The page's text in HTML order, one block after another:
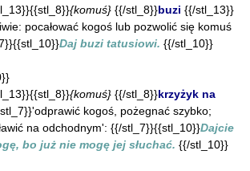
{komuś} {{/stl_8}}buzi {{/stl_13}}
pocałować kogoś lub pozwolić się komuś
Daj buzi tatusiowi. {{/stl_10}}
{komuś} {{/stl_8}}krzyżyk na
kogoś, pożegnać szybko;
na odchodnym': {{/stl_7}}{{stl_10}}Dajcie
bo już nie mogę jej słuchać. {{/stl_10}}